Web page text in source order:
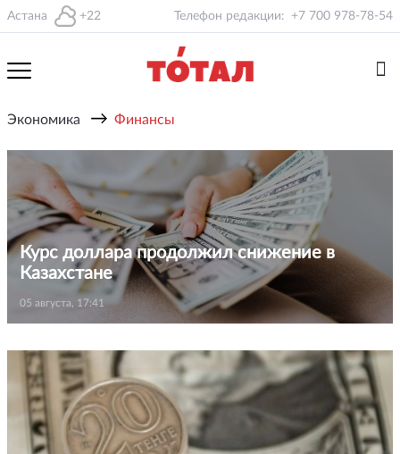
Астана +22 Телефон редакции: +7 700 978-78-54
Экономика → Финансы
Курс доллара продолжил снижение в
Казахстане
05 августа, 17:41